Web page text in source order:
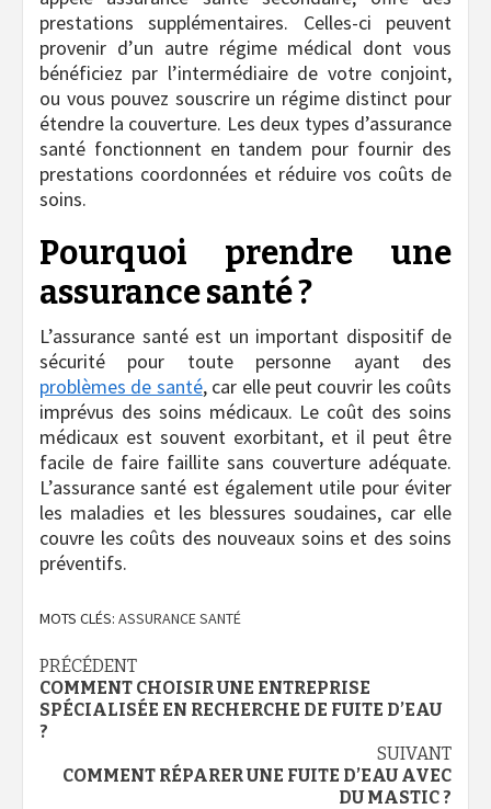
prestations supplémentaires. Celles-ci peuvent
provenir d’un autre régime médical dont vous
bénéficiez par l’intermédiaire de votre conjoint,
ou vous pouvez souscrire un régime distinct pour
étendre la couverture. Les deux types d’assurance
santé fonctionnent en tandem pour fournir des
prestations coordonnées et réduire vos coûts de
soins.
Pourquoi prendre une
assurance santé ?
L’assurance santé est un important dispositif de
sécurité pour toute personne ayant des
problèmes de santé, car elle peut couvrir les coûts
imprévus des soins médicaux. Le coût des soins
médicaux est souvent exorbitant, et il peut être
facile de faire faillite sans couverture adéquate.
L’assurance santé est également utile pour éviter
les maladies et les blessures soudaines, car elle
couvre les coûts des nouveaux soins et des soins
préventifs.
MOTS CLÉS: ASSURANCE SANTÉ
Navigation
d’article
PRÉCÉDENT
COMMENT CHOISIR UNE ENTREPRISE
SPÉCIALISÉE EN RECHERCHE DE FUITE D’EAU
?
SUIVANT
COMMENT RÉPARER UNE FUITE D’EAU AVEC
DU MASTIC ?